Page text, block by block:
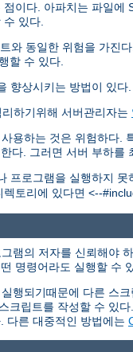
이다. 아파치는 파일
수 있다.
와 동일한 위험을 가진
할 수 있다.
향상시키는 방법이 있다.
하기위해 서버관리자는
용하는 것은 위험하다.
다. 그러면 서버 부하를
프로그램을 실행하지 못
렉토리에 있다면 <--
램의 저자를 신뢰해야
명령어라도 실행할 수
행되기때문에 다른 스
크립트를 작성할 수 있
다른 대중적인 방법에는